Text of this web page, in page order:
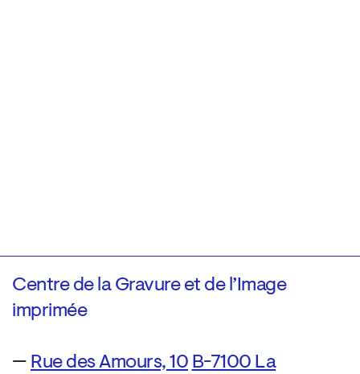
Centre de la Gravure et de l’Image
imprimée
— Rue des Amours, 10 B-7100 La